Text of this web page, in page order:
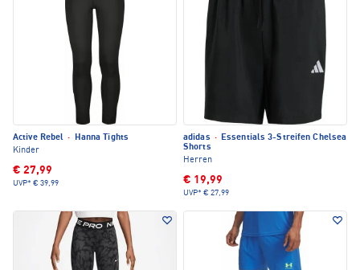
Active Rebel ·
Hanna Tights
Kinder
€ 27,99
UVP* € 39,99
adidas · Essentials 3-Streifen Chelsea
Shorts
Herren
€ 19,99
UVP* € 27,99